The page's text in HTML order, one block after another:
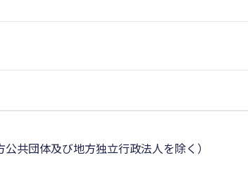
共団体及び地方独立行政法人を除く）